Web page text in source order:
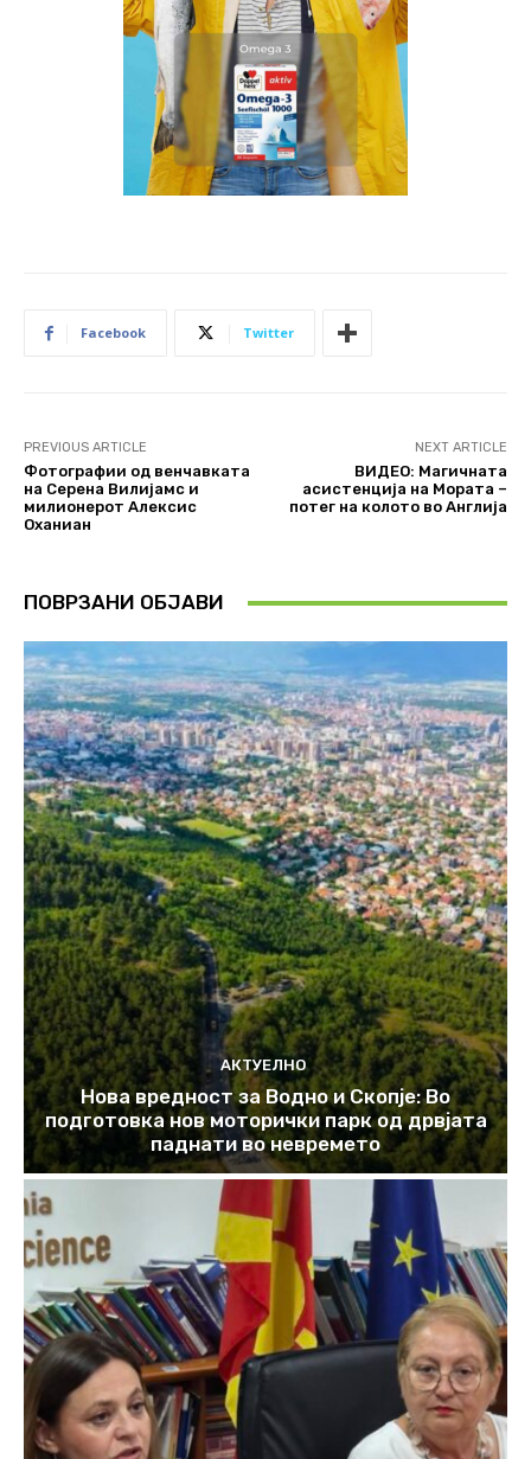
Facebook Twitter
PREVIOUS ARTICLE
Фотографии од венчавката
на Серена Вилијамс и
милионерот Алексис
Оханиан
NEXT ARTICLE
ВИДЕО: Магичната
асистенција на Мората –
потег на колото во Англија
ПОВРЗАНИ ОБЈАВИ
АКТУЕЛНО
Нова вредност за Водно и Скопје: Во
подготовка нов моторички парк од дрвјата
паднати во невремето